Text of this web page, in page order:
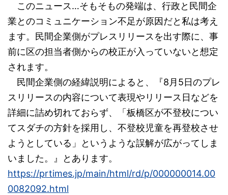
このニュース…そもそもの発端は、行政と民間企
業とのコミュニケーション不足が原因だと私は考え
ます。民間企業側がプレスリリースを出す際に、事
前に区の担当者側からの校正が入っていないと想定
されます。
民間企業側の経緯説明によると、『8月5日のプレ
スリリースの内容について表現やリリース日などを
詳細に詰め切れておらず、「板橋区が不登校につい
てスダチの方針を採用し、不登校児童を再登校させ
ようとしている」というような誤解が広がってしま
いました。』とあります。
https://prtimes.jp/main/html/rd/p/000000014.00
0082092.html